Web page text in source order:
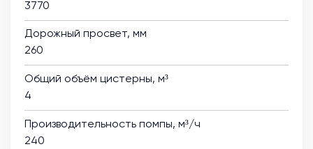
3770
Дорожный просвет, мм
260
Общий объём цистерны, м³
4
Производительность помпы, м³/ч
240